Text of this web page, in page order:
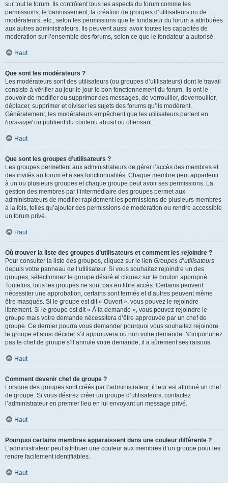
sur tout le forum. Ils contrôlent tous les aspects du forum comme les
permissions, le bannissement, la création de groupes d’utilisateurs ou de
modérateurs, etc., selon les permissions que le fondateur du forum a attribuées
aux autres administrateurs. Ils peuvent aussi avoir toutes les capacités de
modération sur l’ensemble des forums, selon ce que le fondateur a autorisé.
Haut
Que sont les modérateurs ?
Les modérateurs sont des utilisateurs (ou groupes d’utilisateurs) dont le travail
consiste à vérifier au jour le jour le bon fonctionnement du forum. Ils ont le
pouvoir de modifier ou supprimer des messages, de verrouiller, déverrouiller,
déplacer, supprimer et diviser les sujets des forums qu’ils modèrent.
Généralement, les modérateurs empêchent que les utilisateurs partent en
hors-sujetou publient du contenu abusif ou offensant.
Haut
Que sont les groupes d’utilisateurs ?
Les groupes permettent aux administrateurs de gérer l’accès des membres et
des invités au forum et à ses fonctionnalités. Chaque membre peut appartenir
à un ou plusieurs groupes et chaque groupe peut avoir ses permissions. La
gestion des membres par l’intermédiaire des groupes permet aux
administrateurs de modifier rapidement les permissions de plusieurs membres
à la fois, telles qu’ajouter des permissions de modération ou rendre accessible
un forum privé.
Haut
Où trouver la liste des groupes d’utilisateurs et comment les rejoindre ?
Pour consulter la liste des groupes, cliquez sur le lien Groupes d’utilisateurs
depuis votre panneau de l’utilisateur. Si vous souhaitez rejoindre un des
groupes, sélectionnez le groupe désiré et cliquez sur le bouton approprié.
Toutefois, tous les groupes ne sont pas en libre accès. Certains peuvent
nécessiter une approbation, certains sont fermés et d’autres peuvent même
être masqués. Si le groupe est dit « Ouvert », vous pouvez le rejoindre
librement. Si le groupe est dit « À la demande », vous pouvez rejoindre le
groupe mais votre demande nécessitera d’être approuvée par un chef de
groupe. Ce dernier pourra vous demander pourquoi vous souhaitez rejoindre
le groupe et ainsi décider s’il approuvera ou non votre demande. N’importunez
pas le chef de groupe s’il annule votre demande, il a sûrement ses raisons.
Haut
Comment devenir chef de groupe ?
Lorsque des groupes sont créés par l’administrateur, il leur est attribué un chef
de groupe. Si vous désirez créer un groupe d’utilisateurs, contactez
l’administrateur en premier lieu en lui envoyant un message privé.
Haut
Pourquoi certains membres apparaissent dans une couleur différente ?
L’administrateur peut attribuer une couleur aux membres d’un groupe pour les
rendre facilement identifiables.
Haut